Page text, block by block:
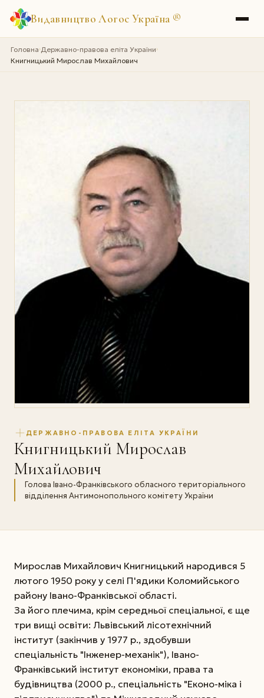
Видавництво Логос Україна ®
Головна›Державно-правова еліта України›
Книгницький Мирослав Михайлович
ДЕРЖАВНО-ПРАВОВА ЕЛІТА УКРАЇНИ
Книгницький Мирослав
Михайлович
Голова Івано-Франківського обласного територіального
відділення Антимонопольного комітету України
Мирослав Михайлович Книгницький народився 5
лютого 1950 року у селі П'ядики Коломийського
району Івано-Франківської області.
За його плечима, крім середньої спеціальної, є ще
три вищі освіти: Львівський лісотехнічний
інститут (закінчив у 1977 р., здобувши
спеціальність "Інженер-механік"), Івано-
Франківський інститут економіки, права та
будівництва (2000 р., спеціальність "Еконо-міка і